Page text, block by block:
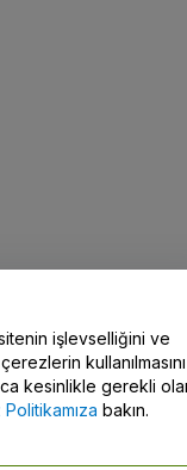
işlevselliğini ve
kullanılmasını
kesinlikle gerekli
bakın.